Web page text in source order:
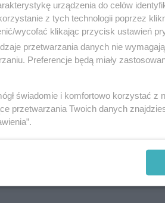
WKS-u postanowili wziąć
w jakiś nadzwyczajny
obecny był patrol policji
urządzenia do celów
z tych technologii poprzez
wycofać klikając przycisk ustawień
przetwarzania danych nie
Preferencje będą miały
świadomie i komfortowo korzystać z
przetwarzania Twoich danych